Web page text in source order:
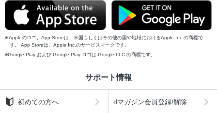
Appleのロゴ、App Storeは、米国もしくはその他の国や地域におけるApple Inc.の商標で
す。 App Storeは、Apple Inc.のサービスマークです。
Google Play および Google Play ロゴは Google LLC の商標です。
サポート情報
初めての方へ dマガジン会員登録/解除